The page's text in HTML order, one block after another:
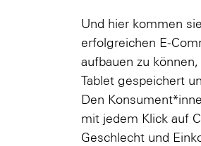
Und hier kommen
erfolgreichen E-
aufbauen zu
Tablet gespeichert
Den
mit jedem Klick auf
Geschlecht und